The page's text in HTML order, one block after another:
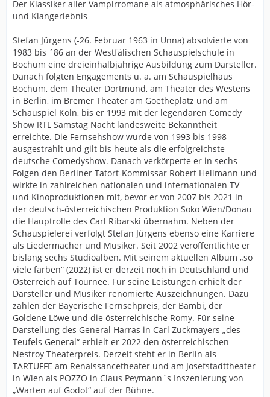
Der Klassiker aller Vampirromane als atmosphärisches Hör-
und Klangerlebnis
Stefan Jürgens (-26. Februar 1963 in Unna) absolvierte von
1983 bis ´86 an der Westfälischen Schauspielschule in
Bochum eine dreieinhalbjährige Ausbildung zum Darsteller.
Danach folgten Engagements u. a. am Schauspielhaus
Bochum, dem Theater Dortmund, am Theater des Westens
in Berlin, im Bremer Theater am Goetheplatz und am
Schauspiel Köln, bis er 1993 mit der legendären Comedy
Show RTL Samstag Nacht landesweite Bekanntheit
erreichte. Die Fernsehshow wurde von 1993 bis 1998
ausgestrahlt und gilt bis heute als die erfolgreichste
deutsche Comedyshow. Danach verkörperte er in sechs
Folgen den Berliner Tatort-Kommissar Robert Hellmann und
wirkte in zahlreichen nationalen und internationalen TV
und Kinoproduktionen mit, bevor er von 2007 bis 2021 in
der deutsch-österreichischen Produktion Soko Wien/Donau
die Hauptrolle des Carl Ribarski übernahm. Neben der
Schauspielerei verfolgt Stefan Jürgens ebenso eine Karriere
als Liedermacher und Musiker. Seit 2002 veröffentlichte er
bislang sechs Studioalben. Mit seinem aktuellen Album „so
viele farben“ (2022) ist er derzeit noch in Deutschland und
Österreich auf Tournee. Für seine Leistungen erhielt der
Darsteller und Musiker renomierte Auszeichnungen. Dazu
zählen der Bayerische Fernsehpreis, der Bambi, der
Goldene Löwe und die österreichische Romy. Für seine
Darstellung des General Harras in Carl Zuckmayers „des
Teufels General“ erhielt er 2022 den österreichischen
Nestroy Theaterpreis. Derzeit steht er in Berlin als
TARTUFFE am Renaissancetheater und am Josefstadttheater
in Wien als POZZO in Claus Peymann´s Inszenierung von
„Warten auf Godot“ auf der Bühne.